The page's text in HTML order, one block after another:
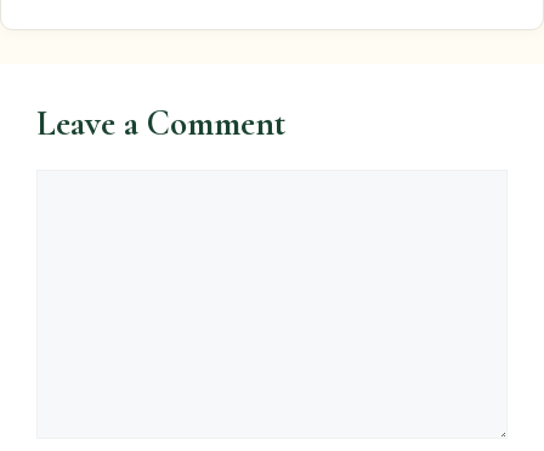
Leave a Comment